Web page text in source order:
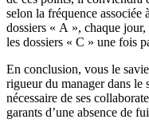
selon la fréquence associée
dossiers « A », chaque
les dossiers « C » une fois
En conclusion, vous le
rigueur du manager dans le
nécessaire de ses
garants d’une absence de